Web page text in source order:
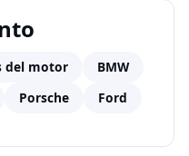
del motor
BMW
Porsche Ford